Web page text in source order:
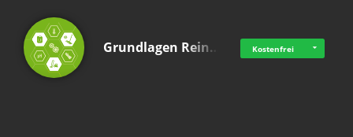
Grundlagen Rein… Kostenfrei